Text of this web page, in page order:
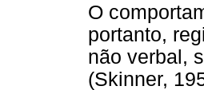
O
portanto,
não verbal,
(Skinner,